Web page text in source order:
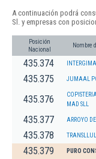
A continuación podrá
Sl. y empresas con
Posición
Nacional
Nombre
435.374
435.375 JUMAAL
435.376
MAD SLL
435.377 ARROYO
435.378
435.379 PURO